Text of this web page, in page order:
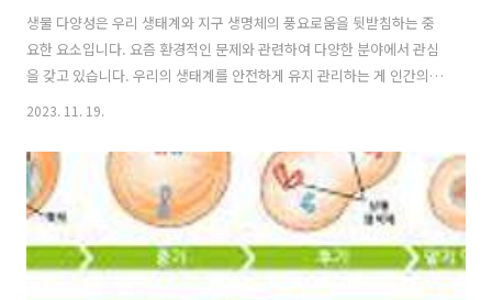
생물 다양성은 우리 생태계와 지구 생명체의 풍요로움을 뒷받침하는 중
요한 요소입니다. 요즘 환경적인 문제와 관련하여 다양한 분야에서 관심
을 갖고 있습니다. 우리의 생태계를 안전하게 유지 관리하는 게 인간의
삶에 주요한 영향을 준다고 생각하기 때문입니다. 1. 생태계 안정성과 상
는데 기여합니다. 여러 종의 다양성이 생태계 내에서 서로 연결되어 있어
한 종의 손실이 생태계 전체에 영향을 미칠 수 있습니다. 식물, 동물, 미
생물 등 다양한 생물들이 서로에게 영향을 주고받으며, 이것이 생태계의
안정성을 유지하는 데 중요합니다. 예를 들어, 꽃에 의한 수분과 양분 전
달, 벌과 꽃의 상호작용은 생태계에 필요한 생태학적 기능을 제공합니다.
2023. 11. 19.